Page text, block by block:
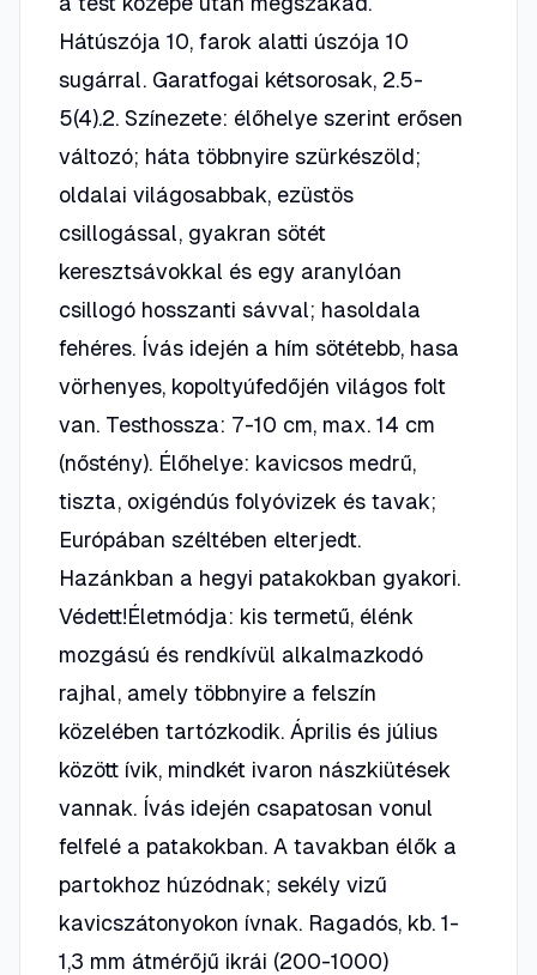
Hátúszója 10, farok alatti úszója 10
sugárral. Garatfogai kétsorosak, 2.5-
5(4).2. Színezete: élőhelye szerint erősen
változó; háta többnyire szürkészöld;
oldalai világosabbak, ezüstös
csillogással, gyakran sötét
keresztsávokkal és egy aranylóan
csillogó hosszanti sávval; hasoldala
fehéres. Ívás idején a hím sötétebb, hasa
vörhenyes, kopoltyúfedőjén világos folt
van. Testhossza: 7-10 cm, max. 14 cm
(nőstény). Élőhelye: kavicsos medrű,
tiszta, oxigéndús folyóvizek és tavak;
Európában széltében elterjedt.
Hazánkban a hegyi patakokban gyakori.
Védett!Életmódja: kis termetű, élénk
mozgású és rendkívül alkalmazkodó
rajhal, amely többnyire a felszín
közelében tartózkodik. Április és július
között ívik, mindkét ivaron nászkiütések
vannak. Ívás idején csapatosan vonul
felfelé a patakokban. A tavakban élők a
partokhoz húzódnak; sekély vizű
kavicszátonyokon ívnak. Ragadós, kb. 1-
1,3 mm átmérőjű ikrái (200-1000)